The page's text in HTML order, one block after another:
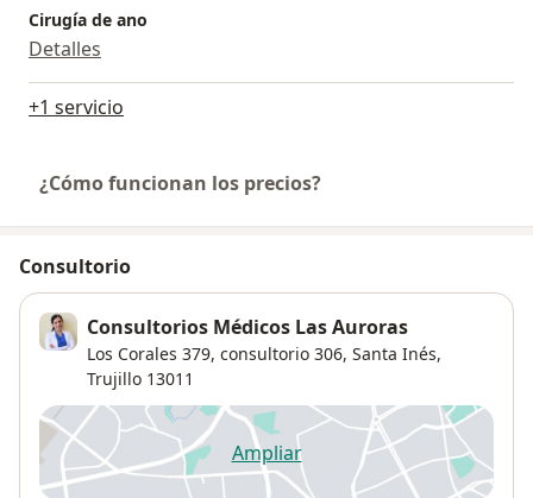
Cirugía de ano
Detalles
+1 servicio
¿Cómo funcionan los precios?
Consultorio
Consultorios Médicos Las Auroras
Los Corales 379, consultorio 306, Santa Inés,
Trujillo 13011
Ampliarse abre en una nueva